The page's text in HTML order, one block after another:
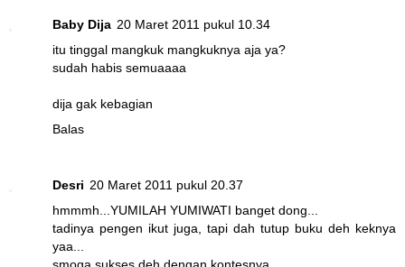
Baby Dija 20 Maret 2011 pukul 10.34
itu tinggal mangkuk mangkuknya aja ya?
sudah habis semuaaaa
dija gak kebagian
Balas
Desri 20 Maret 2011 pukul 20.37
hmmmh...YUMILAH YUMIWATI banget dong...
tadinya pengen ikut juga, tapi dah tutup buku deh keknya
yaa...